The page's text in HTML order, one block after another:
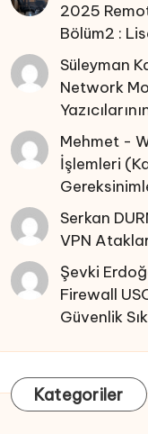
2025
Bölüm2 :
Süleyman
Network
Mehmet -
İşlemleri
Serkan
VPN
Şevki
Firewall
Güvenlik
Kategoriler